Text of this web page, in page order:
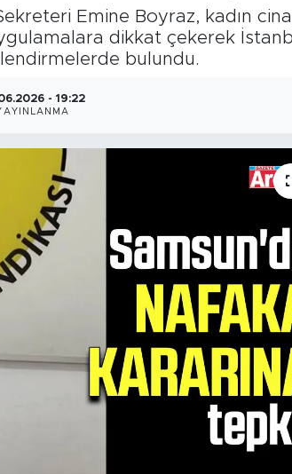
Emine Boyraz, kadın
dikkat çekerek
bulundu.
- 19:22